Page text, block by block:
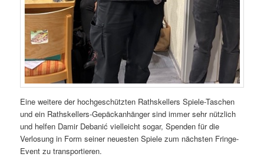
Eine weitere der hochgeschützten Rathskellers Spiele-Taschen
und ein Rathskellers-Gepäckanhänger sind immer sehr nützlich
und helfen Damir Debanić vielleicht sogar, Spenden für die
Verlosung in Form seiner neuesten Spiele zum nächsten Fringe-
Event zu transportieren.